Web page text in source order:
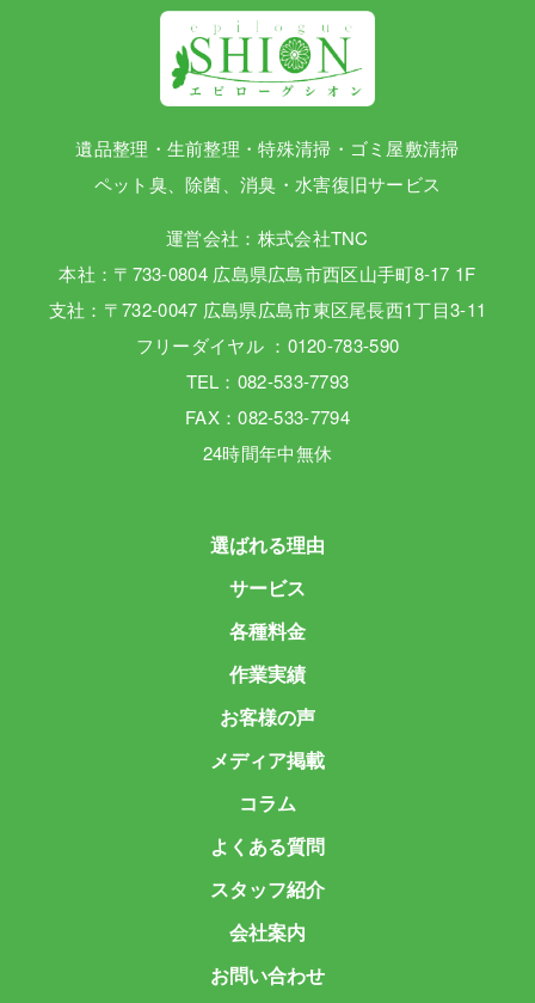
遺品整理・生前整理・特殊清掃・ゴミ屋敷清掃
ペット臭、除菌、消臭・水害復旧サービス
運営会社：株式会社TNC
本社：〒733-0804 広島県広島市西区山手町8-17 1F
支社：〒732-0047 広島県広島市東区尾長西1丁目3-11
フリーダイヤル ：0120-783-590
TEL：082-533-7793
FAX：082-533-7794
24時間年中無休
選ばれる理由
サービス
各種料金
作業実績
お客様の声
メディア掲載
コラム
よくある質問
スタッフ紹介
会社案内
お問い合わせ